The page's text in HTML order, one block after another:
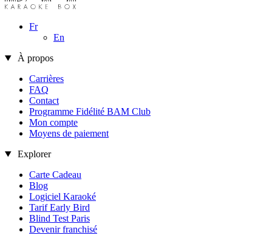
Fr
En
À propos
Carrières
FAQ
Contact
Programme Fidélité BAM Club
Mon compte
Moyens de paiement
Explorer
Carte Cadeau
Blog
Logiciel Karaoké
Tarif Early Bird
Blind Test Paris
Devenir franchisé